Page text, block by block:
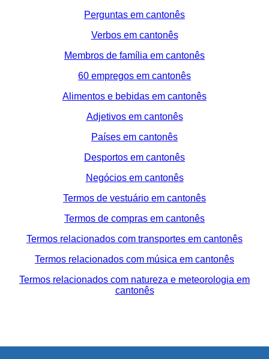
Perguntas em cantonês
Verbos em cantonês
Membros de família em cantonês
60 empregos em cantonês
Alimentos e bebidas em cantonês
Adjetivos em cantonês
Países em cantonês
Desportos em cantonês
Negócios em cantonês
Termos de vestuário em cantonês
Termos de compras em cantonês
Termos relacionados com transportes em cantonês
Termos relacionados com música em cantonês
Termos relacionados com natureza e meteorologia em
cantonês